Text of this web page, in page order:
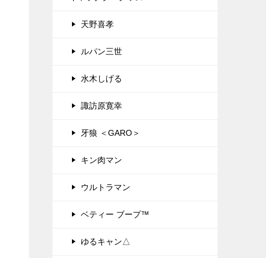
天野喜孝
ルパン三世
水木しげる
諏訪原寛幸
牙狼 ＜GARO＞
キン肉マン
ウルトラマン
ベティー ブープ™
ゆるキャン△